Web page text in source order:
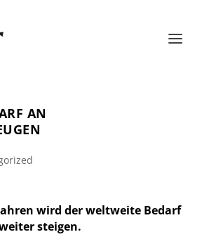
AN
wird der weltweite Bedarf
steigen.